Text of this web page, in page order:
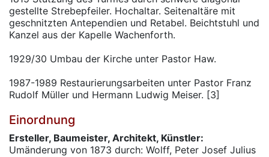
gestellte Strebepfeiler. Hochaltar. Seitenaltäre mit
geschnitzten Antependien und Retabel. Beichtstuhl und
Kanzel aus der Kapelle Wachenforth.
1929/30 Umbau der Kirche unter Pastor Haw.
1987-1989 Restaurierungsarbeiten unter Pastor Franz
Rudolf Müller und Hermann Ludwig Meiser. [3]
Einordnung
Ersteller, Baumeister, Architekt, Künstler:
Umänderung von 1873 durch: Wolff, Peter Josef Julius